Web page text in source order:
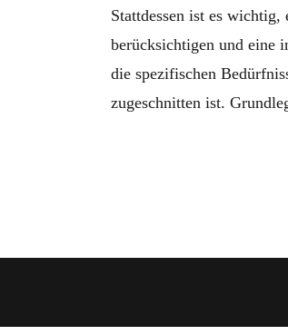
Stattdessen ist es
berücksichtigen und eine
die spezifischen
zugeschnitten ist.